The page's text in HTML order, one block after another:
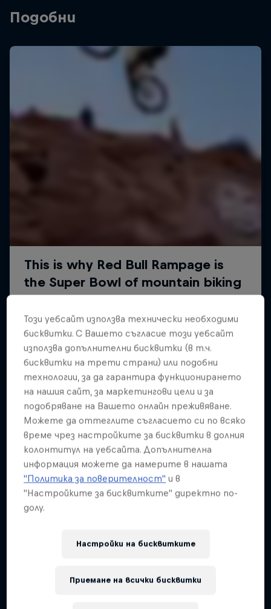
Подобни
Този уебсайт използва технически необходими
бисквитки. С Вашето съгласие този уебсайт
използва допълнителни бисквитки (в т.ч.
бисквитки на трети страни) или подобни
технологии, за да гарантира функционирането
на нашия сайт, за маркетингови цели и за
подобряване на Вашето онлайн преживяване.
Можете да оттеглите съгласието си по всяко
време чрез настройките за бисквитки в долния
колонтитул на уебсайта. Допълнителна
информация можете да намерите в нашата
"Политика за поверителност" и в
"Настройките за бисквитките" директно по-
долу.
Настройки на бисквитките
Приемане на всички бисквитки